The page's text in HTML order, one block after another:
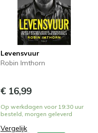
Levensvuur
Robin Imthorn
€ 16,99
Op werkdagen voor 19:30 uur
besteld, morgen geleverd
Vergelijk